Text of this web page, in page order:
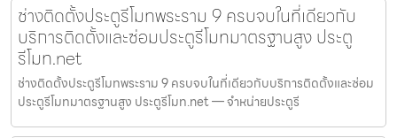
ช่างติดตั้งประตูรีโมทพระราม 9 ครบจบในที่เดียวกับ
บริการติดตั้งและซ่อมประตูรีโมทมาตรฐานสูง ประตู
รีโมท.net
ช่างติดตั้งประตูรีโมทพระราม 9 ครบจบในที่เดียวกับบริการติดตั้งและซ่อม
ประตูรีโมทมาตรฐานสูง ประตูรีโมท.net — จำหน่ายประตูรี